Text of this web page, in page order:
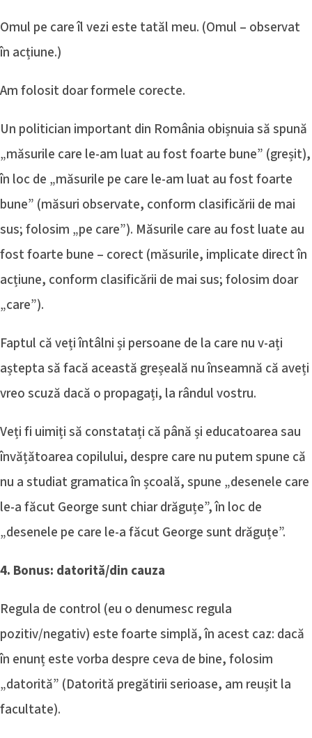
Omul pe care îl vezi este tatăl meu. (Omul – observat
în acțiune.)
Am folosit doar formele corecte.
Un politician important din România obișnuia să spună
„măsurile care le-am luat au fost foarte bune” (greșit),
în loc de „măsurile pe care le-am luat au fost foarte
bune” (măsuri observate, conform clasificării de mai
sus; folosim „pe care”). Măsurile care au fost luate au
fost foarte bune – corect (măsurile, implicate direct în
acțiune, conform clasificării de mai sus; folosim doar
„care”).
Faptul că veți întâlni și persoane de la care nu v-ați
aștepta să facă această greșeală nu înseamnă că aveți
vreo scuză dacă o propagați, la rândul vostru.
Veți fi uimiți să constatați că până și educatoarea sau
învățătoarea copilului, despre care nu putem spune că
nu a studiat gramatica în școală, spune „desenele care
le-a făcut George sunt chiar drăguțe”, în loc de
„desenele pe care le-a făcut George sunt drăguțe”.
4. Bonus: datorită/din cauza
Regula de control (eu o denumesc regula
pozitiv/negativ) este foarte simplă, în acest caz: dacă
în enunț este vorba despre ceva de bine, folosim
„datorită” (Datorită pregătirii serioase, am reușit la
facultate).